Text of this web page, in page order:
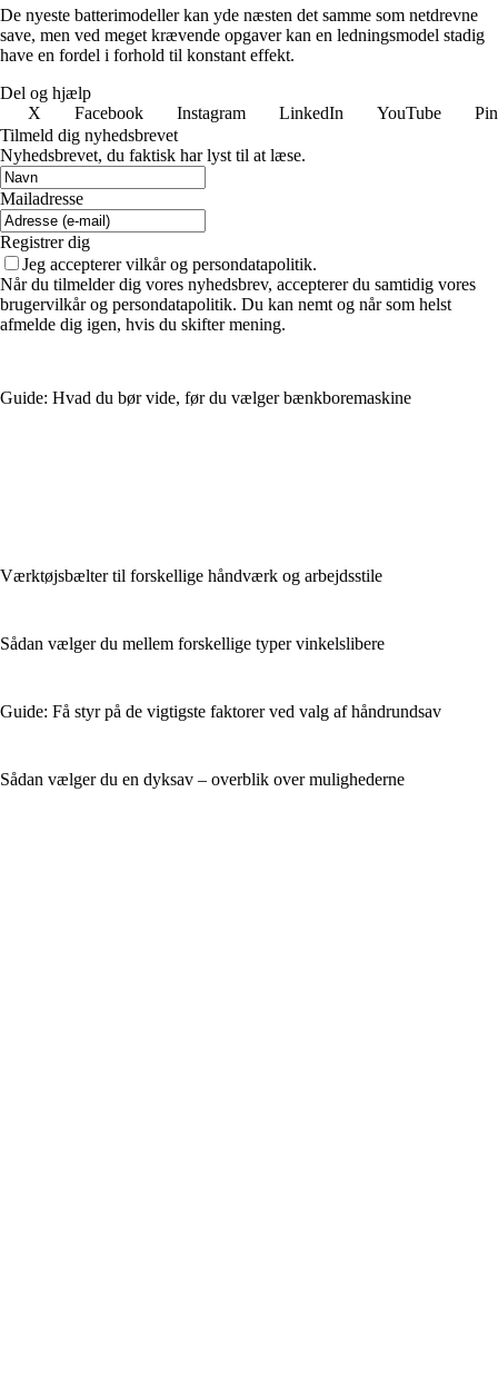
De nyeste batterimodeller kan yde næsten det samme som netdrevne
save, men ved meget krævende opgaver kan en ledningsmodel stadig
have en fordel i forhold til konstant effekt.
Del og hjælp
X
Facebook Instagram LinkedIn YouTube
Tilmeld dig nyhedsbrevet
Nyhedsbrevet, du faktisk har lyst til at læse.
Mailadresse
Registrer dig
Jeg accepterer vilkår og persondatapolitik.
Når du tilmelder dig vores nyhedsbrev, accepterer du samtidig vores
brugervilkår og persondatapolitik. Du kan nemt og når som helst
afmelde dig igen, hvis du skifter mening.
Guide: Hvad du bør vide, før du vælger bænkboremaskine
Værktøjsbælter til forskellige håndværk og arbejdsstile
Sådan vælger du mellem forskellige typer vinkelslibere
Guide: Få styr på de vigtigste faktorer ved valg af håndrundsav
Sådan vælger du en dyksav – overblik over mulighederne